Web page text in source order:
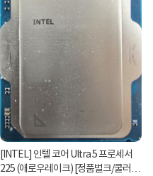
[INTEL] 인텔 코어 Ultra 5 프로세서
225 (애로우레이크) [정품벌크/쿨러미